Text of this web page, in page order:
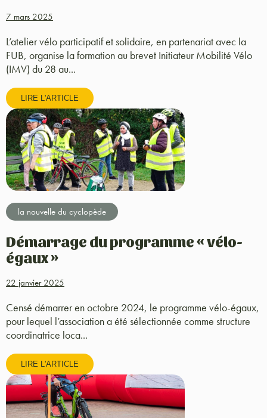
7 mars 2025
L’atelier vélo participatif et solidaire, en partenariat avec la
FUB, organise la formation au brevet Initiateur Mobilité Vélo
(IMV) du 28 au...
LIRE L'ARTICLE
la nouvelle du cyclopède
Démarrage du programme « vélo-
égaux »
22 janvier 2025
Censé démarrer en octobre 2024, le programme vélo-égaux,
pour lequel l’association a été sélectionnée comme structure
coordinatrice loca...
LIRE L'ARTICLE